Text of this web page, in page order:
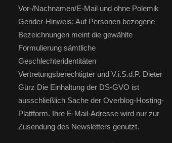
Vor-/Nachnamen/E-Mail und ohne Polemik
Gender-Hinweis: Auf Personen bezogene
Bezeichnungen meint die gewählte
Formulierung sämtliche
Geschlechteridentitäten
Vertretungsberechtigter und V.i.S.d.P. Dieter
Gürz Die Einhaltung der DS-GVO ist
ausschließlich Sache der Overblog-Hosting-
Plattform. Ihre E-Mail-Adresse wird nur zur
Zusendung des Newsletters genutzt.